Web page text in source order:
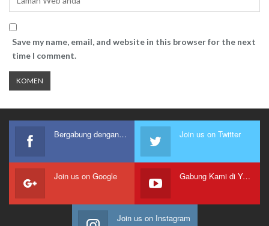
Save my name, email, and website in this browser for the next
time I comment.
Bergabung dengan kami Join us on Twitter
Join us on Google Gabung Kami di Youtube
Join us on Instagram